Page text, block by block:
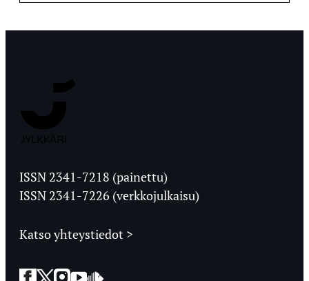
Ylioppilaslehti
ISSN 2341-7218 (painettu)
ISSN 2341-7226 (verkkojulkaisu)
Katso yhteystiedot >
Facebook
Twitter
Instagram
YouTube
SoundCloud